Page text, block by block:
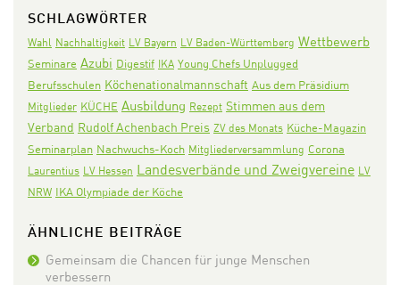
SCHLAGWÖRTER
Wahl Nachhaltigkeit LV Bayern LV Baden-Württemberg Wettbewerb
Seminare Azubi Digestif IKA Young Chefs Unplugged
Berufsschulen Köchenationalmannschaft Aus dem Präsidium
Mitglieder KÜCHE Ausbildung Rezept Stimmen aus dem
Verband Rudolf Achenbach Preis ZV des Monats Küche-Magazin
Seminarplan Nachwuchs-Koch Mitgliederversammlung Corona
Laurentius LV Hessen Landesverbände und Zweigvereine LV
NRW IKA Olympiade der Köche
ÄHNLICHE BEITRÄGE
Gemeinsam die Chancen für junge Menschen
verbessern